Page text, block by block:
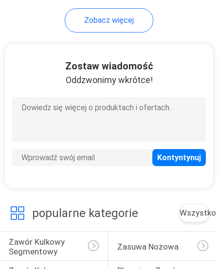
Przemysłowy zawór
motylkowy
10
Zobacz więcej
Zostaw wiadomość
Oddzwonimy wkrótce!
popularne kategorie Wszystko
Zawór Kulkowy
Segmentowy
Zasuwa Nożowa